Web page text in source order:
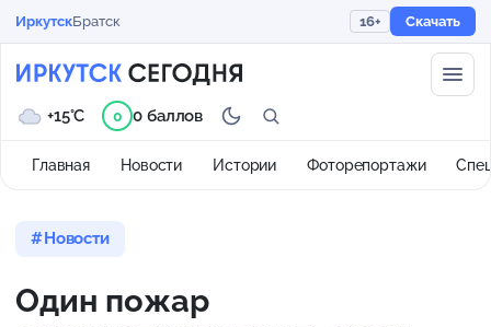
ИркутскБратск 16+ Скачать
Главная Новости Истории Фоторепортажи
+15°C 0 0 баллов
Новости
Один пожар